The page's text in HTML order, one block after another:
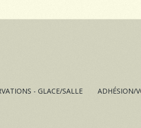
- GLACE/SALLE ADHÉSION/